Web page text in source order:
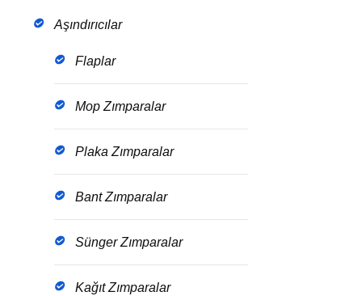
Aşındırıcılar
Flaplar
Mop Zımparalar
Plaka Zımparalar
Bant Zımparalar
Sünger Zımparalar
Kağıt Zımparalar